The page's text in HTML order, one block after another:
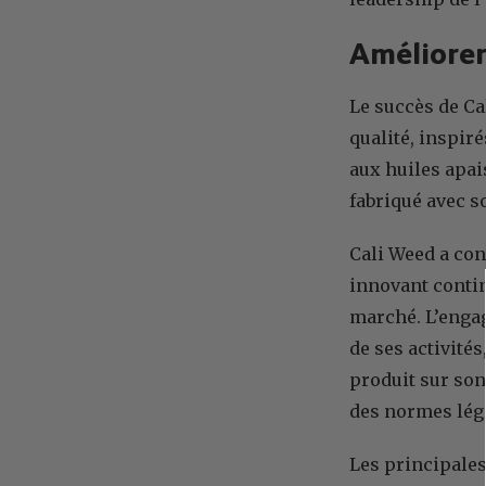
Le succès de
qualité,
aux huiles
fabriqué avec
Cali Weed a
innovant
marché.
de ses
produit sur son
des normes
Les